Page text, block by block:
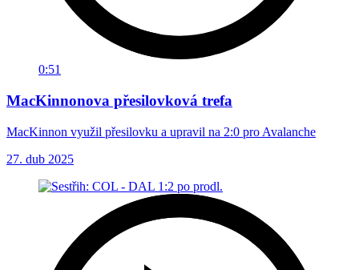
0:51
MacKinnonova přesilovková trefa
MacKinnon využil přesilovku a upravil na 2:0 pro Avalanche
27. dub 2025